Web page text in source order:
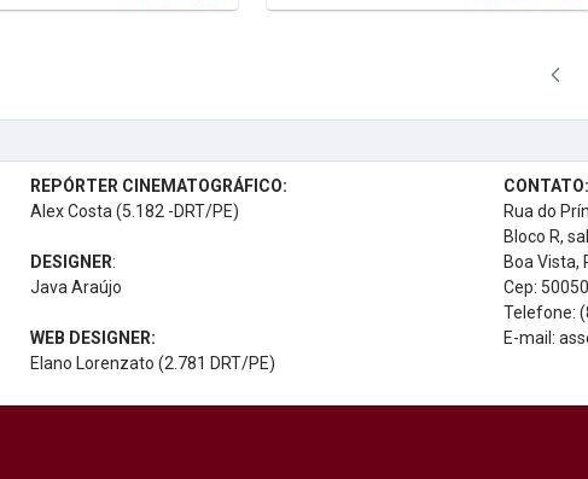
Universidade...
REPÓRTER CINEMATOGRÁFICO:
Alex Costa (5.182 -DRT/PE)
DESIGNER:
Java Araújo
WEB DESIGNER:
Elano Lorenzato (2.781 DRT/PE)
CONTATO:
Rua do
Bloco R,
Boa Vista,
Cep:
Telefone:
E-mail: